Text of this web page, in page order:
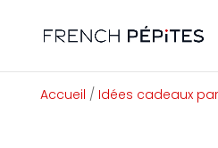
Accueil / Idées cadeaux